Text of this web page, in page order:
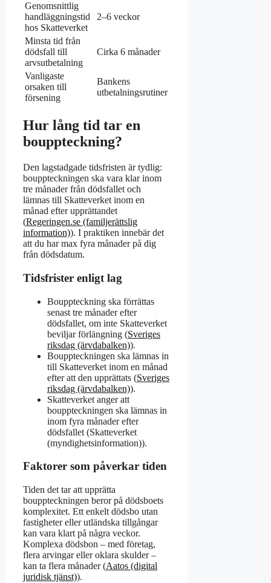
Genomsnittlig
handläggningstid
hos Skatteverket
2–6 veckor
Minsta tid från
dödsfall till
arvsutbetalning
Cirka 6 månader
Vanligaste
orsaken till
försening
Bankens
utbetalningsrutiner
Hur lång tid tar en
bouppteckning?
Den lagstadgade tidsfristen är tydlig:
bouppteckningen ska vara klar inom
tre månader från dödsfallet och
lämnas till Skatteverket inom en
månad efter upprättandet
(Regeringen.se (familjerättslig
information)). I praktiken innebär det
att du har max fyra månader på dig
från dödsdatum.
Tidsfrister enligt lag
Bouppteckning ska förrättas
senast tre månader efter
dödsfallet, om inte Skatteverket
beviljar förlängning (Sveriges
riksdag (ärvdabalken)).
Bouppteckningen ska lämnas in
till Skatteverket inom en månad
efter att den upprättats (Sveriges
riksdag (ärvdabalken)).
Skatteverket anger att
bouppteckningen ska lämnas in
inom fyra månader efter
dödsfallet (Skatteverket
(myndighetsinformation)).
Faktorer som påverkar tiden
Tiden det tar att upprätta
bouppteckningen beror på dödsboets
komplexitet. Ett enkelt dödsbo utan
fastigheter eller utländska tillgångar
kan vara klart på några veckor.
Komplexa dödsbon – med företag,
flera arvingar eller oklara skulder –
kan ta flera månader (Aatos (digital
juridisk tjänst)).